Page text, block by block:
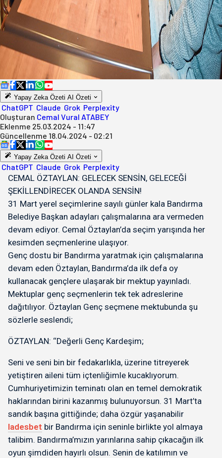
Yapay Zeka Özeti AI Özeti
ChatGPT Claude Grok Perplexity
Oluşturan Cemal Vural ATABEY
Eklenme 25.03.2024 - 11:47
Güncellenme 18.04.2024 - 02:21
Yapay Zeka Özeti AI Özeti
ChatGPT Claude Grok Perplexity
CEMAL ÖZTAYLAN: GELECEK SENSİN, GELECEĞİ
ŞEKİLLENDİRECEK OLANDA SENSİN!
31 Mart yerel seçimlerine sayılı günler kala Bandırma
Belediye Başkan adayları çalışmalarına ara vermeden
devam ediyor. Cemal Öztaylan’da seçim yarışında her
kesimden seçmenlerine ulaşıyor.
Genç dostu bir Bandırma yaratmak için çalışmalarına
devam eden Öztaylan, Bandırma’da ilk defa oy
kullanacak gençlere ulaşarak bir mektup yayınladı.
Mektuplar genç seçmenlerin tek tek adreslerine
dağıtılıyor. Öztaylan Genç seçmene mektubunda şu
sözlerle seslendi;
ÖZTAYLAN: ‘‘Değerli Genç Kardeşim;
Seni ve seni bin bir fedakarlıkla, üzerine titreyerek
yetiştiren aileni tüm içtenliğimle kucaklıyorum.
Cumhuriyetimizin teminatı olan en temel demokratik
haklarından birini kazanmış bulunuyorsun. 31 Mart’ta
sandık başına gittiğinde; daha özgür yaşanabilir
ladesbet bir Bandırma için seninle birlikte yol almaya
talibim. Bandırma’mızın yarınlarına sahip çıkacağın ilk
oyun şimdiden hayırlı olsun. Senin de katılımın ve